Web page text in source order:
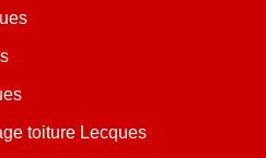
toiture Lecques